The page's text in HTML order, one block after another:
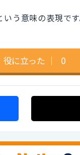
いう意味の表現で
役に立った ｜ 0